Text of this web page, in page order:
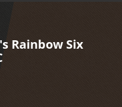
Rainbow Six